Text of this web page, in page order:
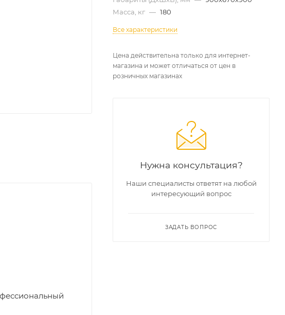
Масса, кг — 180
Все характеристики
Цена действительна только для интернет-
магазина и может отличаться от цен в
розничных магазинах
Нужна консультация?
Наши специалисты ответят на любой
интересующий вопрос
ЗАДАТЬ ВОПРОС